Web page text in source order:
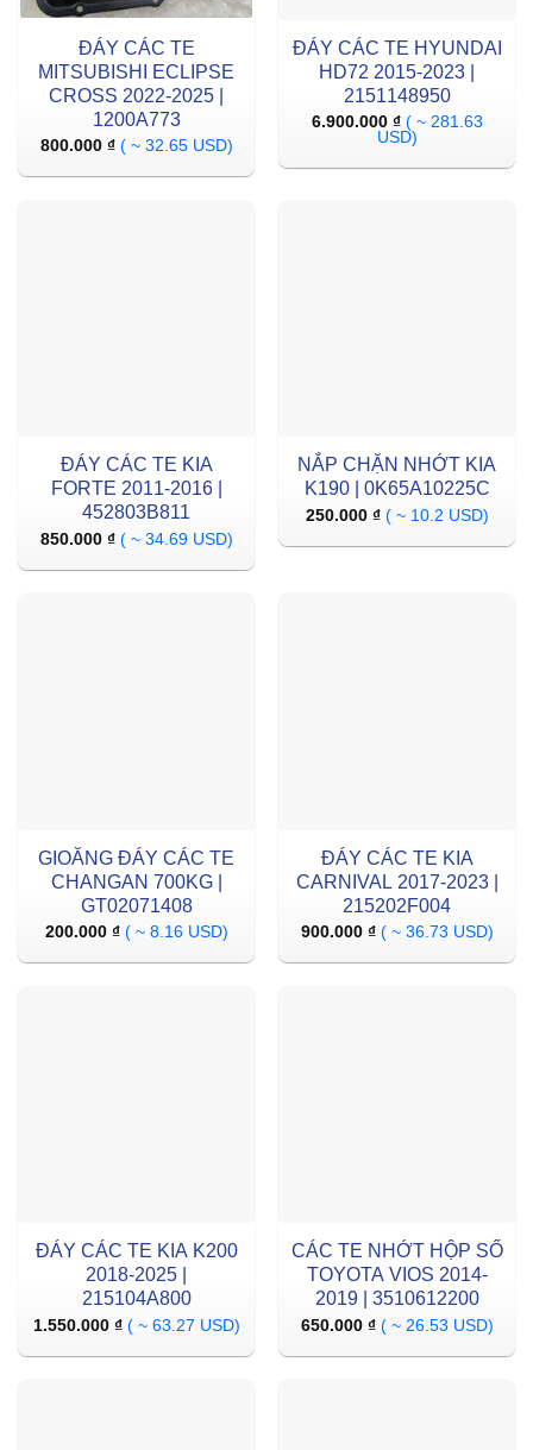
ĐÁY CÁC TE
MITSUBISHI ECLIPSE
CROSS 2022-2025 |
1200A773
800.000 ₫ ( ~ 32.65 USD)
ĐÁY CÁC TE HYUNDAI
HD72 2015-2023 |
2151148950
6.900.000 ₫ ( ~ 281.63
USD)
ĐÁY CÁC TE KIA
FORTE 2011-2016 |
452803B811
850.000 ₫ ( ~ 34.69 USD)
NẮP CHẶN NHỚT KIA
K190 | 0K65A10225C
250.000 ₫ ( ~ 10.2 USD)
GIOĂNG ĐÁY CÁC TE
CHANGAN 700KG |
GT02071408
200.000 ₫ ( ~ 8.16 USD)
ĐÁY CÁC TE KIA
CARNIVAL 2017-2023 |
215202F004
900.000 ₫ ( ~ 36.73 USD)
ĐÁY CÁC TE KIA K200
2018-2025 |
215104A800
1.550.000 ₫ ( ~ 63.27 USD)
CÁC TE NHỚT HỘP SỐ
TOYOTA VIOS 2014-
2019 | 3510612200
650.000 ₫ ( ~ 26.53 USD)